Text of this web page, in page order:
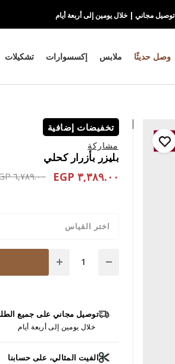
توصيل مجاني | خلال يومين إلى أربعة أيام
وصل حديثًا ملابس إكسسوارات تشكيلات
تخفيضات إضافية
مشاركة
بليزر بأزرار كحلي
٣,٣٨٩.٠٠ EGP from
٦,٧٨٩.٠٠ EGP
اختر القياس
توصيل مجاني على جميع
خلال يومين إلى أربعة أيام
الفيت المثالي، على حسابنا